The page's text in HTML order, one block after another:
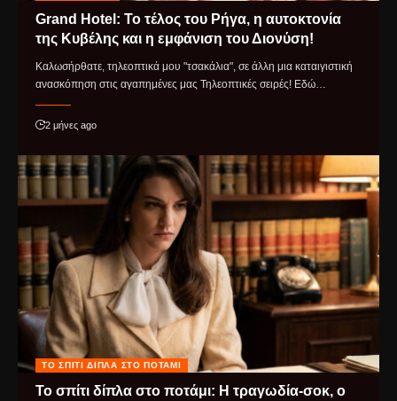
Grand Hotel: Το τέλος του Ρήγα, η αυτοκτονία
της Κυβέλης και η εμφάνιση του Διονύση!
Καλωσήρθατε, τηλεοπτικά μου "τσακάλια", σε άλλη μια καταιγιστική
ανασκόπηση στις αγαπημένες μας Τηλεοπτικές σειρές! Εδώ…
2 μήνες ago
ΤΟ ΣΠΊΤΙ ΔΊΠΛΑ ΣΤΟ ΠΟΤΆΜΙ
Το σπίτι δίπλα στο ποτάμι: Η τραγωδία-σοκ, ο